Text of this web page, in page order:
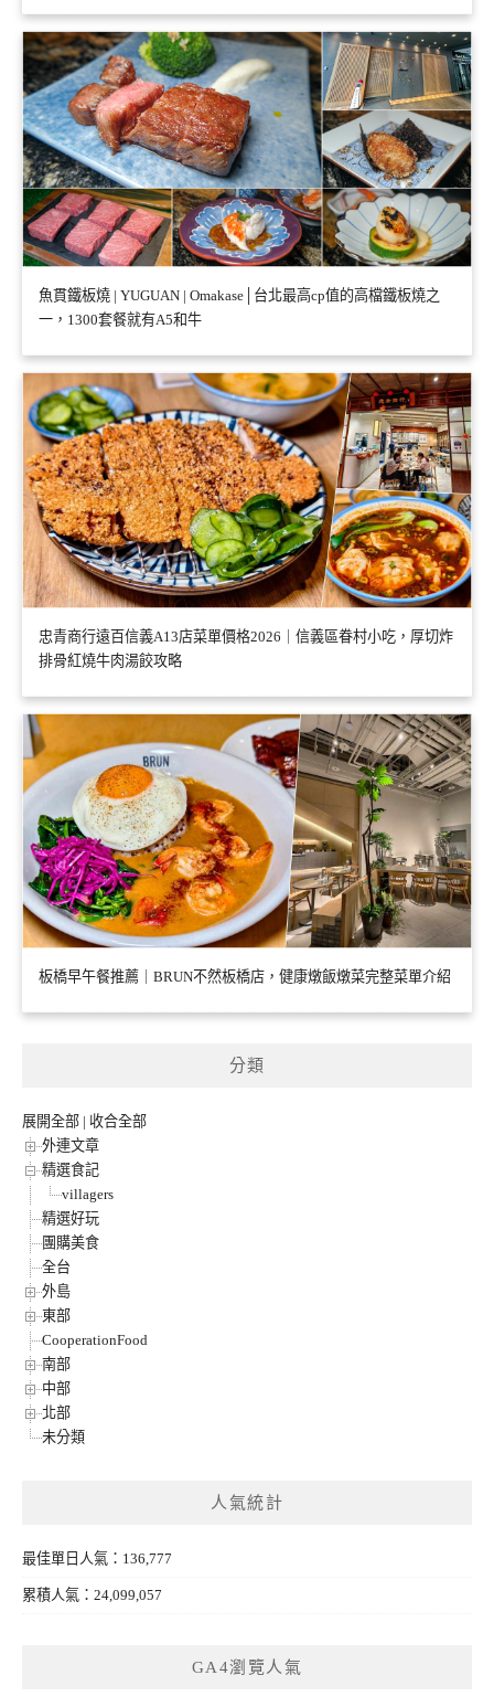
魚貫鐵板燒 | YUGUAN | Omakase│台北最高cp值的高檔鐵板燒之
一，1300套餐就有A5和牛
忠青商行遠百信義A13店菜單價格2026｜信義區眷村小吃，厚切炸
排骨紅燒牛肉湯餃攻略
板橋早午餐推薦｜BRUN不然板橋店，健康燉飯燉菜完整菜單介紹
分類
展開全部 | 收合全部
外連文章
精選食記
villagers
精選好玩
團購美食
全台
外島
東部
CooperationFood
南部
中部
北部
未分類
人氣統計
最佳單日人氣：136,777
累積人氣：24,099,057
GA4瀏覽人氣